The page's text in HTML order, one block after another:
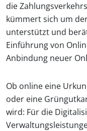
die
kümmert sich um
unterstützt und
Einführung von
Anbindung neuer
Ob online eine
oder eine
wird: Für die